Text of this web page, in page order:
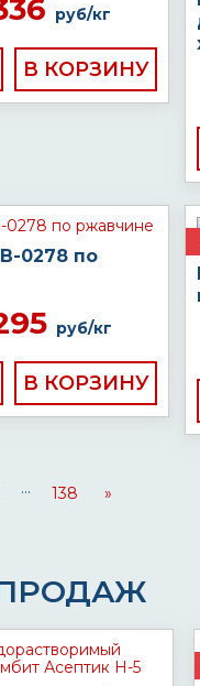
руб/кг
0278 по
руб/кг
... 138 »